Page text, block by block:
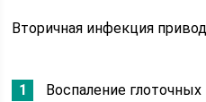
Вторичная инфекция
Воспаление